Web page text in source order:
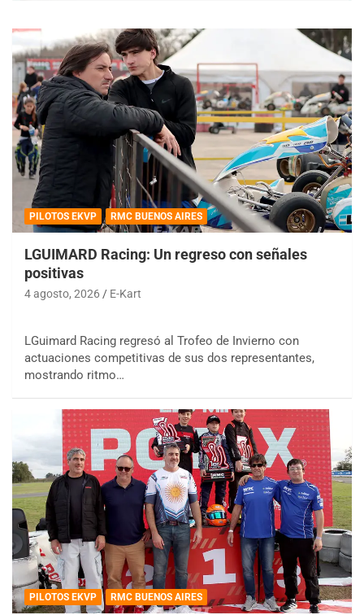
PILOTOS EKVP RMC BUENOS AIRES
LGUIMARD Racing: Un regreso con señales
positivas
4 agosto, 2026 E-Kart
LGuimard Racing regresó al Trofeo de Invierno con
actuaciones competitivas de sus dos representantes,
mostrando ritmo…
PILOTOS EKVP RMC BUENOS AIRES